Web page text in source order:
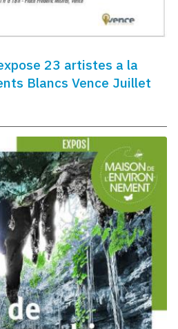
23 artistes a la
Blancs Vence Juillet